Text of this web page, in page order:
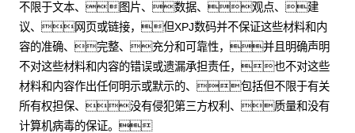
不限于文本、图片、数据、观点、建
议、网页或链接，但XPJ数码并不保证这些材料和内
容的准确、完整、充分和可靠性，并且明确声明
不对这些材料和内容的错误或遗漏承担责任，也不对这些
材料和内容作出任何明示或默示的、包括但不限于有关
所有权担保、没有侵犯第三方权利、质量和没有
计算机病毒的保证。